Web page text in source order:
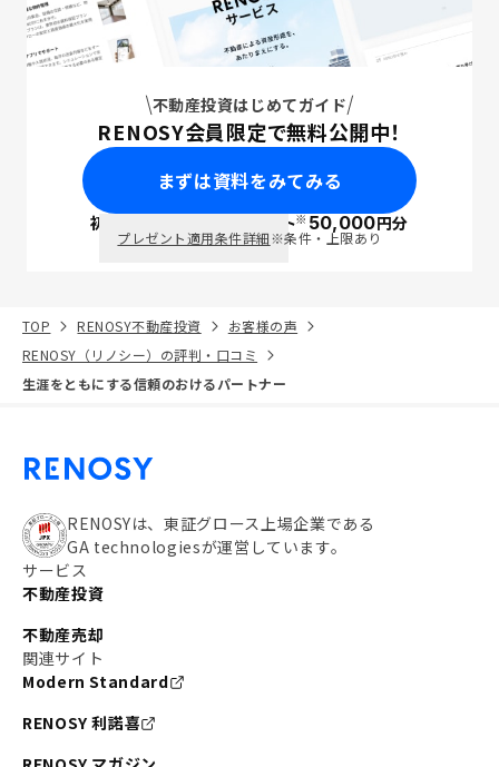
不動産投資はじめてガイド
RENOSY会員限定で無料公開中！
まずは資料をみてみる
初回面談で ポイント※50,000円分
プレゼント適用条件詳細※条件・上限あり
TOP RENOSY不動産投資
お客様の声
RENOSY（リノシー）の評判・口コミ
生涯をともにする信頼のおけるパートナー
RENOSYは、東証グロース上場企業である
GA technologiesが運営しています。
サービス
不動産投資
不動産売却
関連サイト
Modern Standard
RENOSY 利諾喜